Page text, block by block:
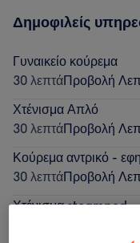
Δημοφιλείς
Γυναικείο κούρεμα
30 λεπτάΠροβολή
Χτένισμα Απλό
30 λεπτάΠροβολή
Κούρεμα αντρικό -
30 λεπτάΠροβολή
Χτένισμα steampod